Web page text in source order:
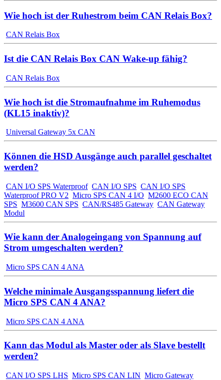
Wie hoch ist der Ruhestrom beim CAN Relais Box?
CAN Relais Box
Ist die CAN Relais Box CAN Wake-up fähig?
CAN Relais Box
Wie hoch ist die Stromaufnahme im Ruhemodus
(KL15 inaktiv)?
Universal Gateway 5x CAN
Können die HSD Ausgänge auch parallel geschaltet
werden?
CAN I/O SPS Waterproof CAN I/O SPS CAN I/O SPS
Waterproof PRO V2 Micro SPS CAN 4 I/O M2600 ECO CAN
SPS M3600 CAN SPS CAN/RS485 Gateway CAN Gateway
Modul
Wie kann der Analogeingang von Spannung auf
Strom umgeschalten werden?
Micro SPS CAN 4 ANA
Welche minimale Ausgangsspannung liefert die
Micro SPS CAN 4 ANA?
Micro SPS CAN 4 ANA
Kann das Modul als Master oder als Slave bestellt
werden?
CAN I/O SPS LHS Micro SPS CAN LIN Micro Gateway